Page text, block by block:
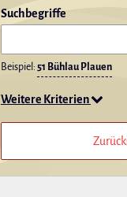
Such­be­griffe
Beispiel: 51 Bühlau Plauen
Weitere Kriterien